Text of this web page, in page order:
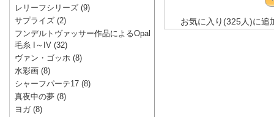
お気に入り(325人)に追
レリーフシリーズ (9)
サプライズ (2)
フンデルトヴァッサー作品によるOpal
毛糸 I～IV (32)
ヴァン・ゴッホ (8)
水彩画 (8)
シャーフパーテ17 (8)
真夜中の夢 (8)
ヨガ(8)